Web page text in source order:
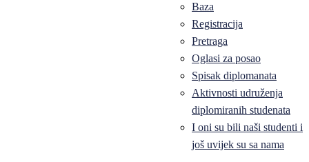
Baza
Registracija
Pretraga
Oglasi za posao
Spisak diplomanata
Aktivnosti udruženja
diplomiranih studenata
I oni su bili naši studenti i
još uvijek su sa nama